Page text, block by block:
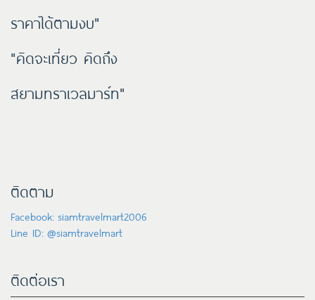
ราคาได้ตามงบ"
"คิดจะเที่ยว คิดถึง
สยามทราเวลมาร์ท"
ติดตาม
Facebook: siamtravelmart2006
Line ID: @siamtravelmart
ติดต่อเรา